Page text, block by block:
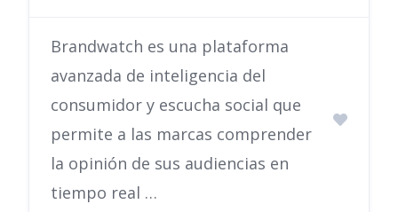
Brandwatch es una plataforma
avanzada de inteligencia del
consumidor y escucha social que
permite a las marcas comprender
la opinión de sus audiencias en
tiempo real …